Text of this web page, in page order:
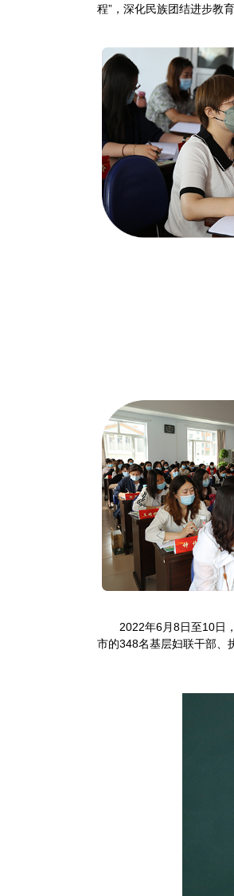
程”，深化民族团结进步教
2022年6月8日至10日
市的348名基层妇联干部、